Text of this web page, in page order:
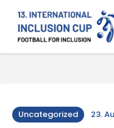
Home
Walking
Uncategorized 23.